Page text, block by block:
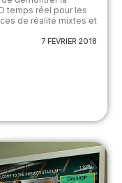
temps réel pour les
de réalité mixtes et
7 FÉVRIER 2018